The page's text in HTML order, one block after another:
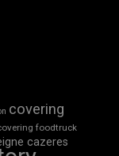
covering
foodtruck
cazeres